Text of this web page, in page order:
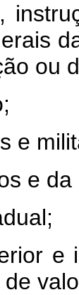
ou
e
e
e